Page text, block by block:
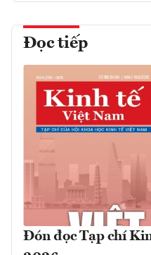
Đọc tiếp
Đón đọc Tạp chí